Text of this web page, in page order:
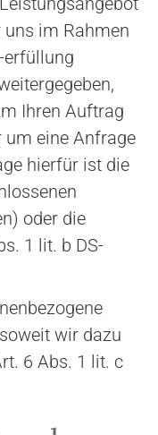
im Rahmen
erfüllung
Ihren Auftrag
um eine Anfrage
hierfür ist die
oder die
1 lit. b DS-
wir dazu
6 Abs. 1 lit. c